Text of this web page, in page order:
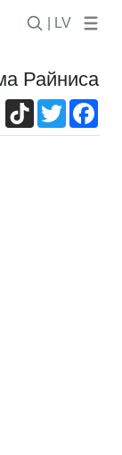
| LV
Райниса
TikTokTwitter